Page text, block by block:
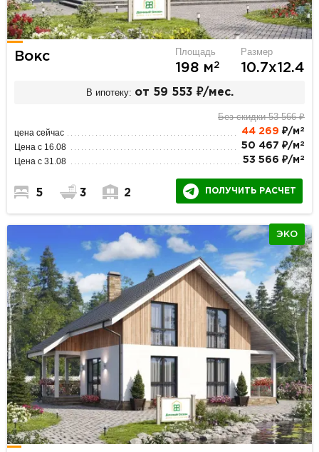
Вокс Площадь
198 м2
Размер
10.7х12.4
В ипотеку: от 59 553 ₽/мес.
Без скидки 53 566 ₽
цена сейчас 44 269 ₽/м 2
Цена с 16.08 50 467 ₽/м 2
Цена с 31.08 53 566 ₽/м 2
5 3 2 ПОЛУЧИТЬ РАСЧЕТ
ЭКО